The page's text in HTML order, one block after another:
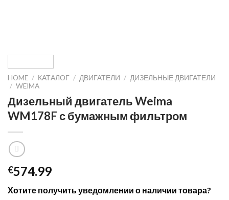
HOME / КАТАЛОГ / ДВИГАТЕЛИ / ДИЗЕЛЬНЫЕ ДВИГАТЕЛИ
/ WEIMA
Дизельный двигатель Weima
WM178F с бумажным фильтром
€574.99
Хотите получить уведомлении о наличии товара?